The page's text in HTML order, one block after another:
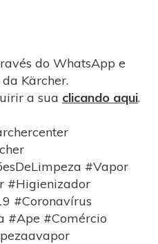
do WhatsApp e
Kärcher.
a sua clicando aqui.
#Vapor
#Higienizador
#Coronavírus
#Ape #Comércio